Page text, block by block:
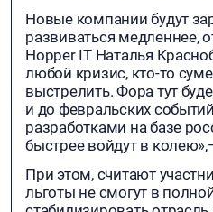
Новые компании будут
развиваться медленнее,
Hopper IT Наталья
любой кризис, кто-то
выстрелить. Фора тут
и до февральских
разработками на базе
быстрее войдут в
При этом, считают
льготы не смогут в